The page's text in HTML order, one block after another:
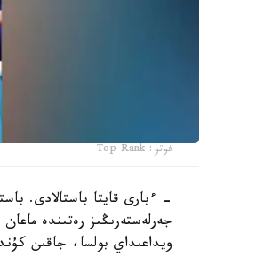
فوتو: Top Rank
- ءبارى قايتا باستالادى.
جەرلەستەرىڭىز رەتىندە
ويداعىداي بولسا، جاقىن